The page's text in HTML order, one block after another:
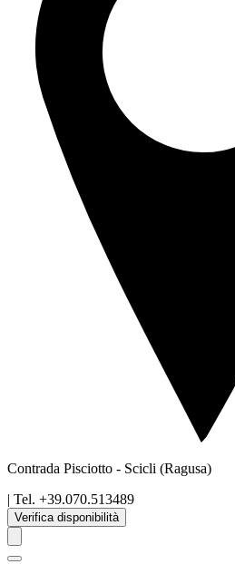
Contrada Pisciotto - Scicli (Ragusa)
| Tel. +39.070.513489
Verifica disponibilità